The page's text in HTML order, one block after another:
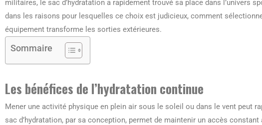
militaires, le sac d’hydratation a rapidement trouvé sa place dans l’univers
dans les raisons pour lesquelles ce choix est judicieux, comment
équipement transforme les sorties extérieures.
Sommaire
Les bénéfices de l’hydratation continue
Mener une activité physique en plein air sous le soleil ou dans le vent peut
sac d’hydratation, par sa conception, permet de maintenir un accès